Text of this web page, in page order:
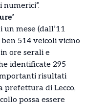
mese (dall’11
514 veicoli vicino
ore serali e
identificate 295
risultati
prefettura di Lecco,
possa essere